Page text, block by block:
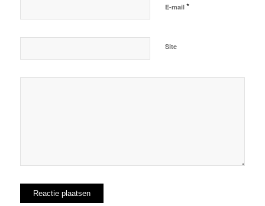
E-mail *
Site